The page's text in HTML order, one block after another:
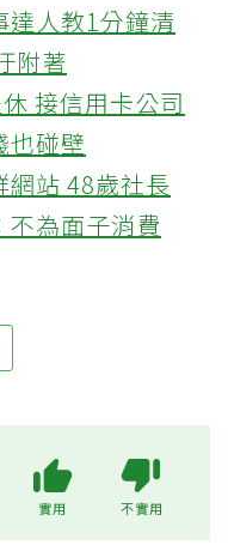
人教1分鐘清
附著
接信用卡公司
也碰壁
站 48歲社長
不為面子消費
實用 不實用